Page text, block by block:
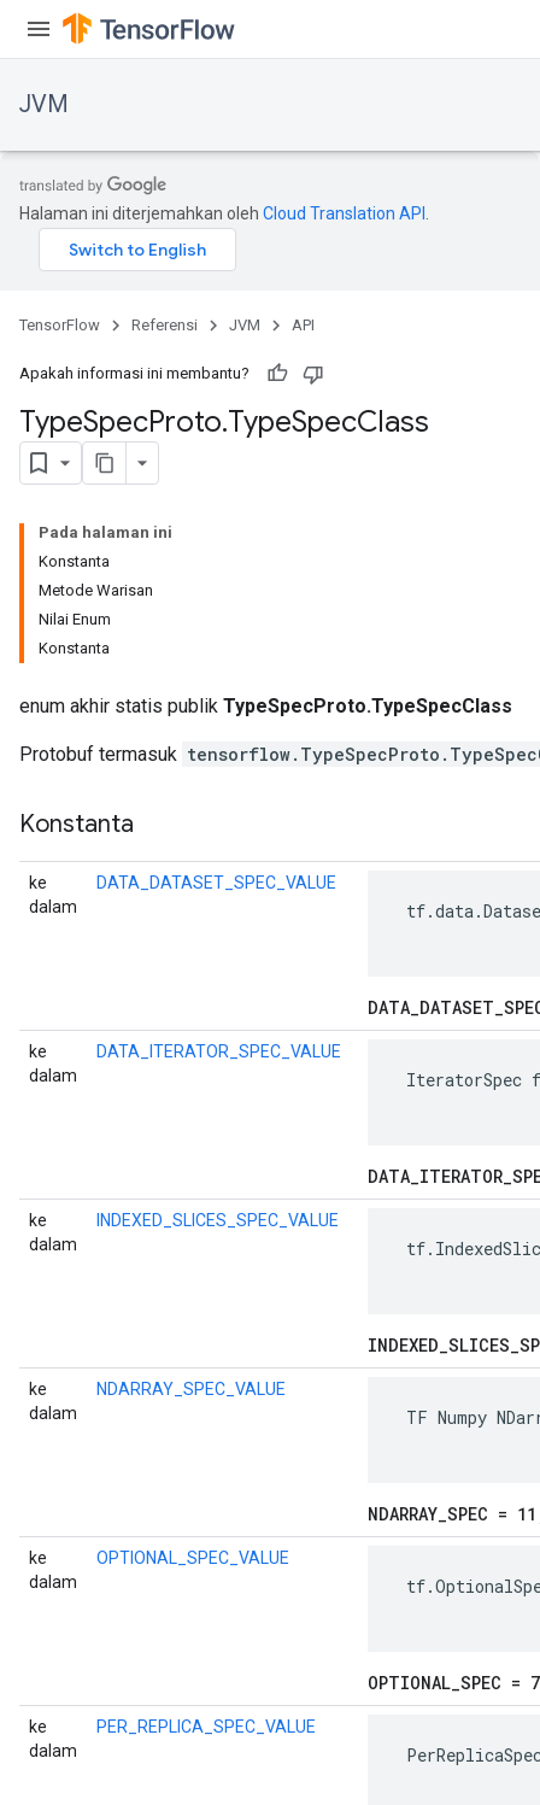
JVM
Halaman ini diterjemahkan oleh Cloud Translation API
TensorFlow Referensi JVM API
Apakah informasi ini membantu?
TypeSpecProto.TypeSpecClass
Pada halaman ini
Konstanta
Metode Warisan
Nilai Enum
Konstanta
enum akhir statis publik TypeSpecProto.TypeSpecClass
Protobuf termasuk
Konstanta
ke
dalam
DATA_DATASET_SPEC_VALUE
DATA_DATASET_
ke
dalam
DATA_ITERATOR_SPEC_VALUE
IteratorSpec
DATA_ITERATOR_
ke
dalam
INDEXED_SLICES_SPEC_VALUE
INDEXED_SLICES_
ke
dalam
NDARRAY_SPEC_VALUE
TF Numpy
NDARRAY_SPEC =
ke
dalam
OPTIONAL_SPEC_VALUE
OPTIONAL_SPEC =
ke
dalam
PER_REPLICA_SPEC_VALUE